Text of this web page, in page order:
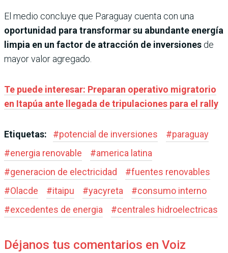
El medio concluye que Paraguay cuenta con una
oportunidad para transformar su abundante energía
limpia en un factor de atracción de inversiones de
mayor valor agregado.
Te puede interesar: Preparan operativo migratorio
en Itapúa ante llegada de tripulaciones para el rally
Etiquetas: #potencial de inversiones #paraguay
#energia renovable #america latina
#generacion de electricidad #fuentes renovables
#Olacde #itaipu #yacyreta #consumo interno
#excedentes de energia #centrales hidroelectricas
Déjanos tus comentarios en Voiz